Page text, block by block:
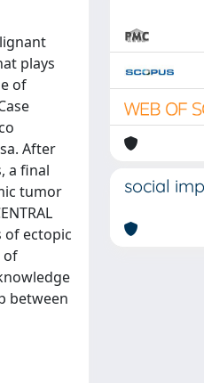
plays
of
After
a final
tumor
of ectopic
of
between
social